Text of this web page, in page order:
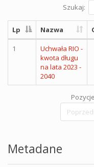
Szukaj:
Lp Nazwa
1
Uchwała RIO -
kwota długu
na lata 2023 -
2040
Metadane